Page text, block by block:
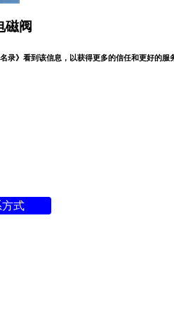
磁阀
录》看到该信息，以获得更多的信任和更好的服
式